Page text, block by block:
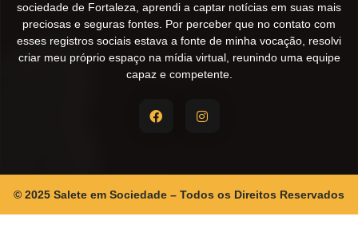
sociedade de Fortaleza, aprendi a captar notícias em suas mais
preciosas e seguras fontes. Por perceber que no contato com
esses registros sociais estava a fonte de minha vocação, resolvi
criar meu próprio espaço na mídia virtual, reunindo uma equipe
capaz e competente.
© 2025 Salete em Sociedade – Todos os Direitos Reservados